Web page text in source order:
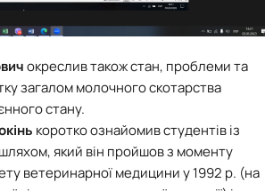
окреслив також стан, проблеми та
загалом молочного скотарства
стану.
коротко ознайомив студентів із
який він пройшов з моменту
ветеринарної медицини у 1992 р. (на